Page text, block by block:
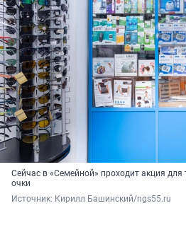
Сейчас в «Семейной» проходит акция для
очки
Источник: Кирилл Башинский/ngs55.ru